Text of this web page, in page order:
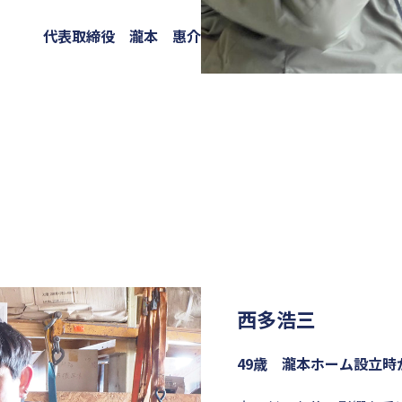
代表取締役 瀧本 惠介
西多浩三
49歳 瀧本ホーム設立時